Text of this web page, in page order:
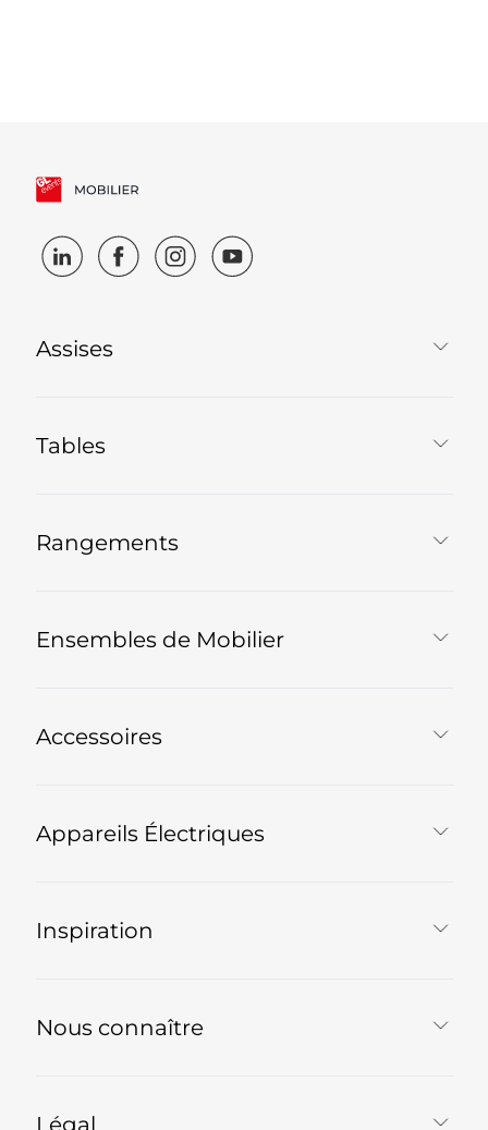
Assises
Tables
Rangements
Ensembles de Mobilier
Accessoires
Appareils Électriques
Inspiration
Nous connaître
Légal